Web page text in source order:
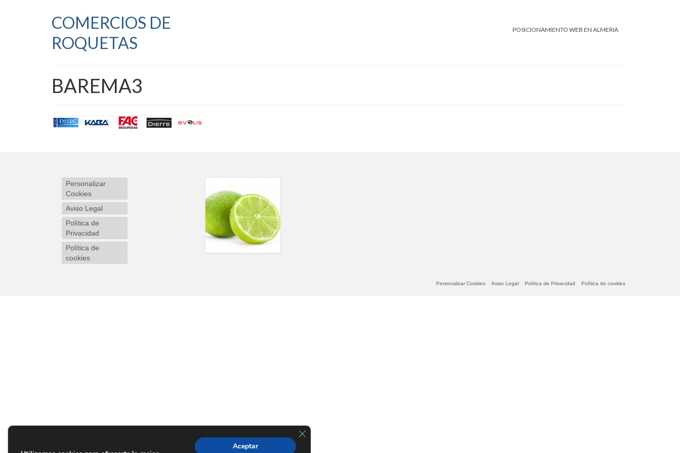
COMERCIOS DE
ROQUETAS
POSICIONAMIENTO WEB EN ALMERIA
BAREMA3
Personalizar
Cookies
Aviso Legal
Política de
Privacidad
Política de
cookies
Personalizar Cookies Aviso Legal Política de Privacidad Política de cookies
Aceptar
Cerrar el banner de cookies RGPD